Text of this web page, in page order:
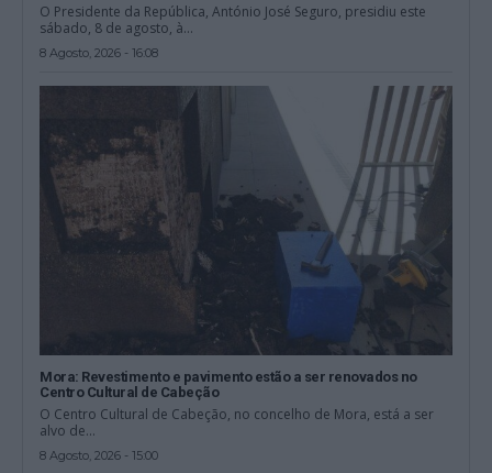
O Presidente da República, António José Seguro, presidiu este
sábado, 8 de agosto, à...
8 Agosto, 2026 - 16:08
Mora: Revestimento e pavimento estão a ser renovados no
Centro Cultural de Cabeção
O Centro Cultural de Cabeção, no concelho de Mora, está a ser
alvo de...
8 Agosto, 2026 - 15:00